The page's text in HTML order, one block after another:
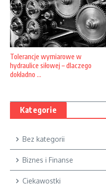
Tolerancje wymiarowe w
hydraulice siłowej – dlaczego
dokładno ...
Kategorie
Bez kategorii
Biznes i Finanse
Ciekawostki